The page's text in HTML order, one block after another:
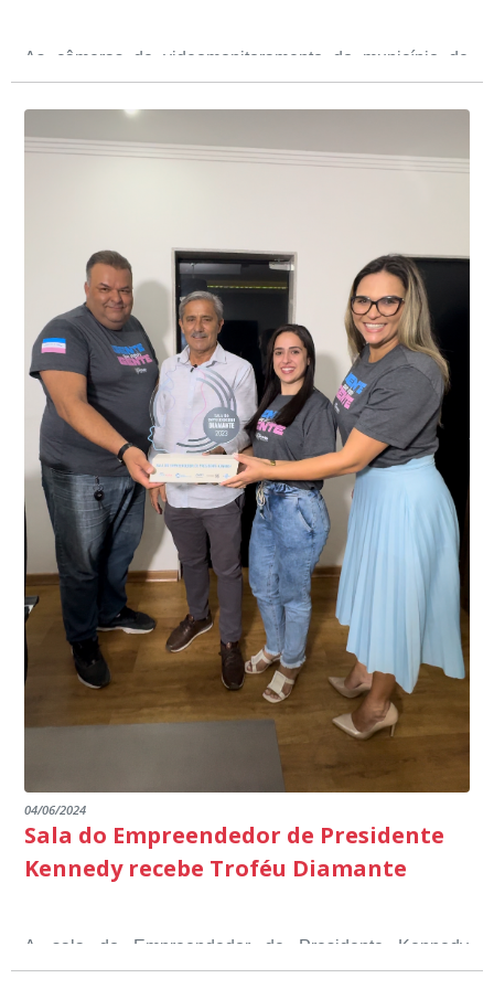
As câmeras de videomonitoramento do município de
Presidente Kennedy identificaram neste fim de semana,
01 de junho, uma motocicleta com indícios de
adulteração, imediatamente, a central de
videomonitoramento acionou a Guarda Civil Municipal,
Durante a abordagem a adulteração foi comprovada,
através da conferência do Chassi, a motocicleta, bem
conta do sistema de videomonitoramento instalado
recentemente em todo o município de Presidente
Kennedy, o sistema é integrado com outros municípios
do país, sendo possível a identificação de veículos por
meio do cruzamento de informações, nesse caso
específico, com dados de uma cidade do Estado do Rio
de Janeiro.
“Mais de 100 câmeras foram instaladas na sede e no
interior de Presidente Kennedy, garantindo mais
segurança à população, seja nas ruas, no comércio, os
produtores agropecuários. Estamos no rumo certo,
parabéns a todos os servidores que contribuem para a
segurança da nossa cidade”, destaca o prefeito Dorlei
Fontão.
04/06/2024
Sala do Empreendedor de Presidente
Kennedy recebe Troféu Diamante
A sala do Empreendedor de Presidente Kennedy
recebeu o Selo Sebrae de Referência em atendimento, o